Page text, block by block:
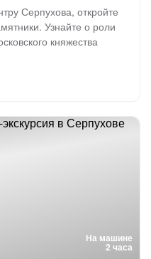
Серпухова, откройте
Узнайте о роли
княжества
На машине
2 часа